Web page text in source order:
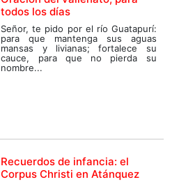
todos los días
Señor, te pido por el río Guatapurí:
para que mantenga sus aguas
mansas y livianas; fortalece su
cauce, para que no pierda su
nombre...
Recuerdos de infancia: el
Corpus Christi en Atánquez